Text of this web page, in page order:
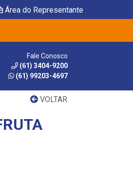
Área do Representante
Fale Conosco
(61) 3404-9200
(61) 99203-4697
VOLTAR